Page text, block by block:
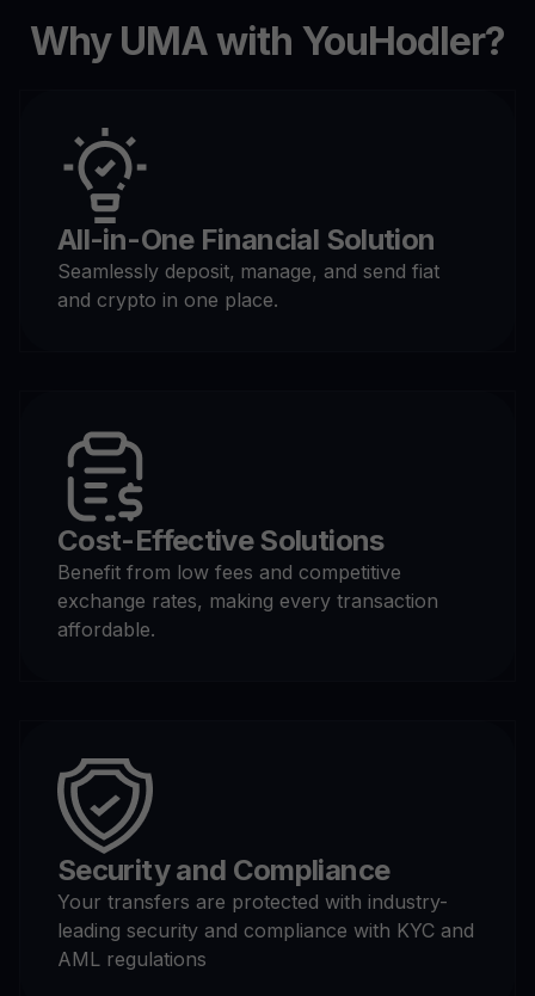
Why UMA with YouHodler?
All-in-One Financial Solution
Seamlessly deposit, manage, and send fiat
and crypto in one place.
Cost-Effective Solutions
Benefit from low fees and competitive
exchange rates, making every transaction
affordable.
Security and Compliance
Your transfers are protected with industry-
leading security and compliance with KYC and
AML regulations